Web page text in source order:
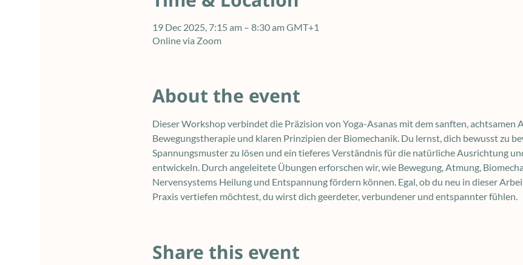
19 Dec 2025, 7:15 am – 8:30 am GMT+1
Online via Zoom
About the event
Dieser Workshop verbindet die Präzision von Yoga-Asanas mit dem sanften, achtsamen
Bewegungstherapie und klaren Prinzipien der Biomechanik. Du lernst, dich bewusst zu
Spannungsmuster zu lösen und ein tieferes Verständnis für die natürliche Ausrichtung
entwickeln. Durch angeleitete Übungen erforschen wir, wie Bewegung, Atmung,
Nervensystems Heilung und Entspannung fördern können. Egal, ob du neu in dieser
Praxis vertiefen möchtest, du wirst dich geerdeter, verbundener und entspannter fühlen.
Share this event